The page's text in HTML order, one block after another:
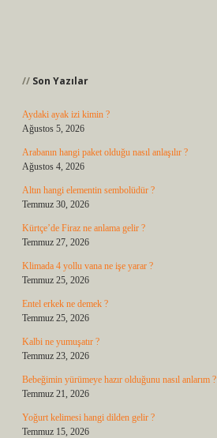
Son Yazılar
Aydaki ayak izi kimin ?
Ağustos 5, 2026
Arabanın hangi paket olduğu nasıl anlaşılır ?
Ağustos 4, 2026
Altın hangi elementin sembolüdür ?
Temmuz 30, 2026
Kürtçe’de Firaz ne anlama gelir ?
Temmuz 27, 2026
Klimada 4 yollu vana ne işe yarar ?
Temmuz 25, 2026
Entel erkek ne demek ?
Temmuz 25, 2026
Kalbi ne yumuşatır ?
Temmuz 23, 2026
Bebeğimin yürümeye hazır olduğunu nasıl anlarım ?
Temmuz 21, 2026
Yoğurt kelimesi hangi dilden gelir ?
Temmuz 15, 2026